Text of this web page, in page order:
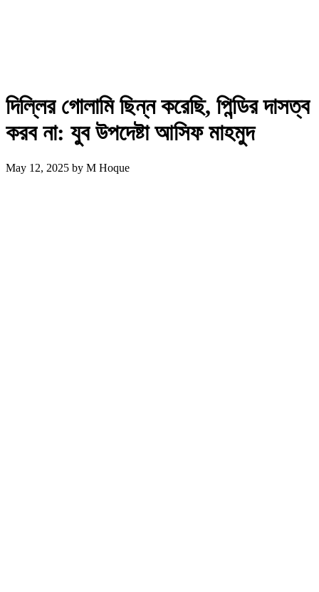
দিল্লির গোলামি ছিন্ন করেছি, পিন্ডির দাসত্ব
করব না: যুব উপদেষ্টা আসিফ মাহমুদ
May 12, 2025 by M Hoque